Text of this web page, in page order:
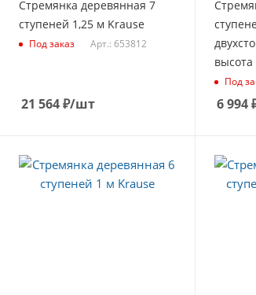
Стремянка деревянная 7
ступеней 1,25 м Krause
Под заказ Арт.: 653812
21 564₽/шт
высота
Под
6 994